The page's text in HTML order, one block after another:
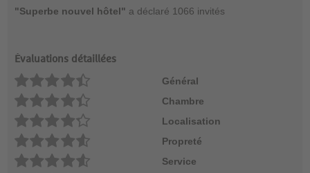
"Superbe nouvel hôtel" a déclaré 1066 invités
Évaluations détaillées
Général
Chambre
Localisation
Propreté
Service